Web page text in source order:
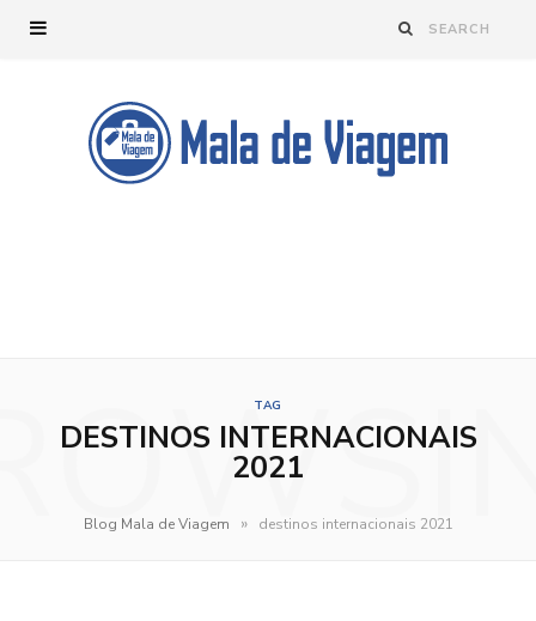
TAG
DESTINOS INTERNACIONAIS
2021
Blog Mala de Viagem » destinos internacionais 2021